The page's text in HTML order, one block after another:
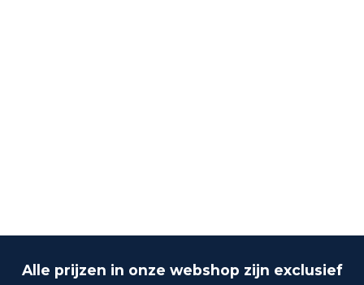
Alle prijzen in onze webshop zijn exclusief